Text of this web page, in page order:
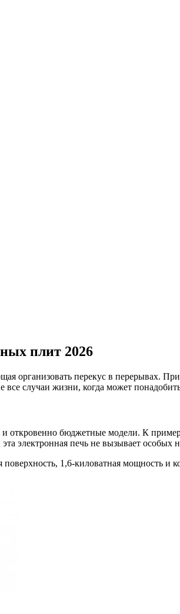
плит 2026
организовать перекус в перерывах.
случаи жизни, когда может
откровенно бюджетные модели. К
электронная печь не вызывает особых
1,6-киловатная мощность и